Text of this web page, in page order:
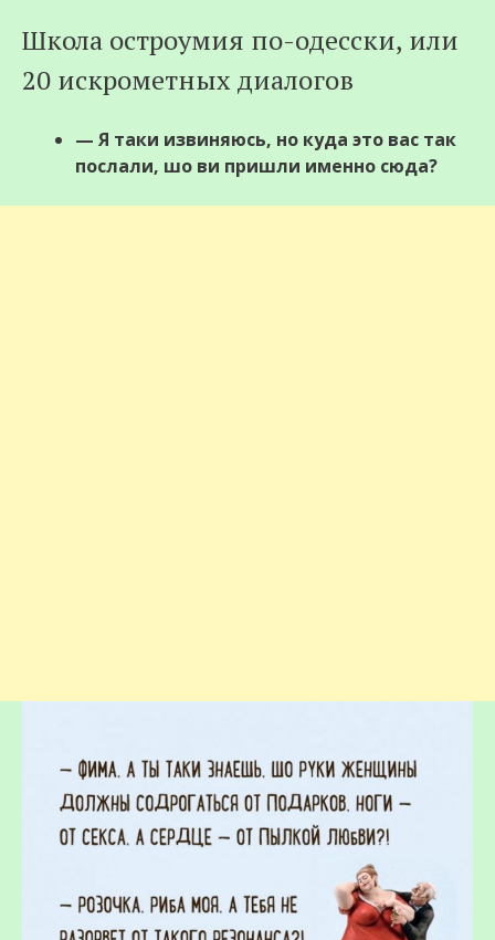
Школа остроумия по-одесски, или
20 искрометных диалогов
— Я таки извиняюсь, но куда это вас так
послали, шо ви пришли именно сюда?